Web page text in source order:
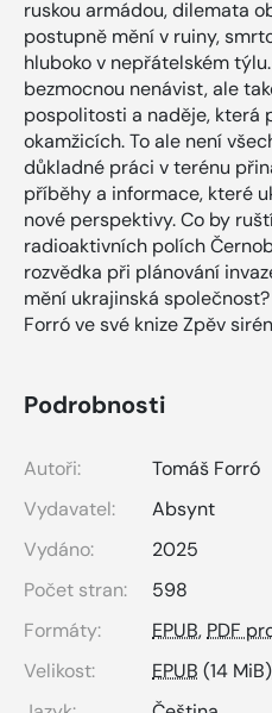
ruskou armádou, dilemata
postupně mění v ruiny,
hluboko v nepřátelském
bezmocnou nenávist, ale
pospolitosti a naděje, která
okamžicích. To ale není
důkladné práci v terénu
příběhy a informace, které
nové perspektivy. Co by
radioaktivních polích
rozvědka při plánování
mění ukrajinská
Forró ve své knize Zpěv
Podrobnosti
Autoři:
Tomáš Forró
Vydavatel:
Absynt
Vydáno:
2025
Počet stran:
598
Formáty:
EPUB, PDF
Velikost:
EPUB (14